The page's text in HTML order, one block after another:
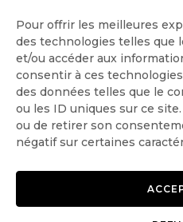
Pour offrir les meilleures
des technologies telles que
et/ou accéder aux
consentir à ces
des données telles que le
ou les ID uniques sur ce
ou de retirer son
négatif sur certaines
Quotidienne
Hebdo
OK